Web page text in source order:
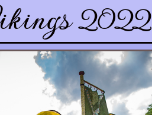
2022